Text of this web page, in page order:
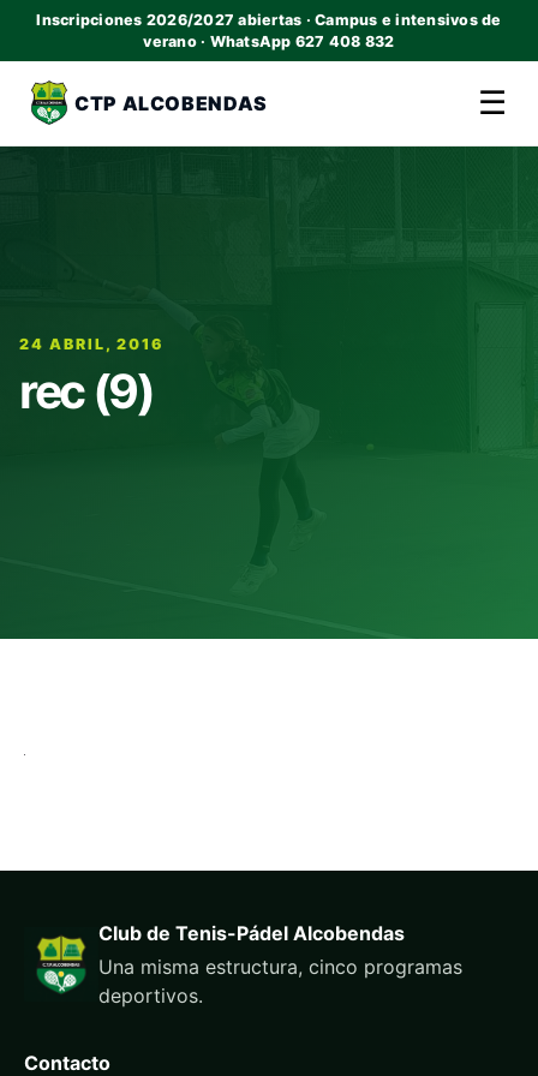
Inscripciones 2026/2027 abiertas · Campus e intensivos de
verano · WhatsApp 627 408 832
CTP ALCOBENDAS ☰
24 ABRIL, 2016
rec (9)
Club de Tenis-Pádel Alcobendas
Una misma estructura, cinco programas
deportivos.
Contacto